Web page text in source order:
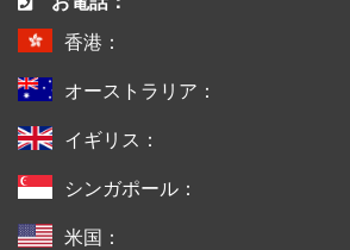
香港：
オーストラリア：
イギリス：
シンガポール：
米国：